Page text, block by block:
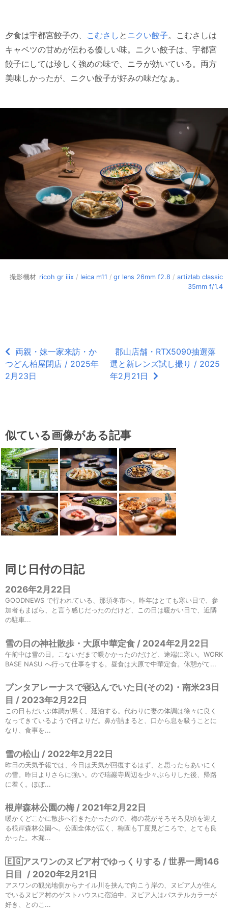
夕食は宇都宮餃子の、 こむさし と ニクい餃子。こむさしは
キャベツの甘めが伝わる優しい味。ニクい餃子は、宇都宮
餃子にしては珍しく強めの味で、ニラが効いている。両方
美味しかったが、ニクい餃子が好みの味だなぁ。
撮影機材 ricoh gr iiix / leica m11 / gr lens 26mm f2.8 / artizlab classic
35mm f/1.4
両親・妹一家来訪・か
つどん柏屋閉店 / 2025年
2月23日
郡山店舗・RTX5090抽選落
選と新レンズ試し撮り / 2025
年2月21日
似ている画像がある記事
同じ日付の日記
2026年2月22日
GOODNEWS で行われている、那須冬市へ。昨年はとても寒い日で、参
加者もまばら、と言う感じだったのだけど、この日は暖かい日で、近隣
の駐車...
雪の日の神社散歩・大原中華定食 / 2024年2月22日
午前中は雪の日。こないだまで暖かかったのだけど、途端に寒い。WORK
BASE NASU へ行って仕事をする。昼食は大原で中華定食。休憩がて...
プンタアレーナスで寝込んでいた日(その2)・南米23日
目 / 2023年2月22日
この日もだいぶ体調が悪く、延泊する。代わりに妻の体調は徐々に良く
なってきているようで何よりだ。鼻が詰まると、口から息を吸うことに
なり、食事を...
雪の松山 / 2022年2月22日
昨日の天気予報では、今日は天気が回復するはず、と思ったらあいにく
の雪。昨日よりさらに強い。ので瑞巖寺周辺を少々ぶらりした後、帰路
に着く。ほぼ...
根岸森林公園の梅 / 2021年2月22日
暖かくどこかに散歩へ行きたかったので、梅の花がそろそろ見頃を迎え
る根岸森林公園へ。公園全体が広く、梅園も丁度見どころで、とても良
かった。木漏...
🇪🇬アスワンのヌビア村でゆっくりする / 世界一周146
日目
/ 2020年2月21日
アスワンの観光地側からナイル川を挟んで向こう岸の、ヌビア人が住ん
でいるヌビア村のゲストハウスに宿泊中。ヌビア人はパステルカラーが
好き、とのこ...